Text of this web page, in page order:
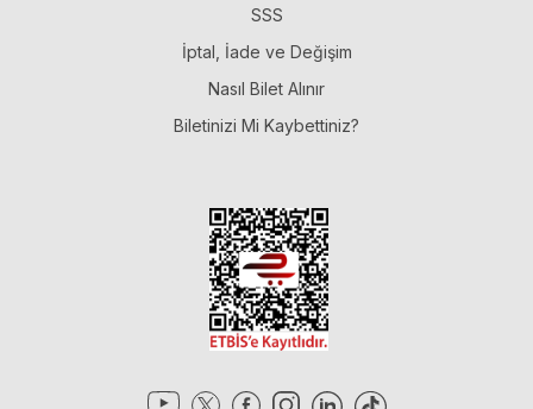
SSS
İptal, İade ve Değişim
Nasıl Bilet Alınır
Biletinizi Mi Kaybettiniz?